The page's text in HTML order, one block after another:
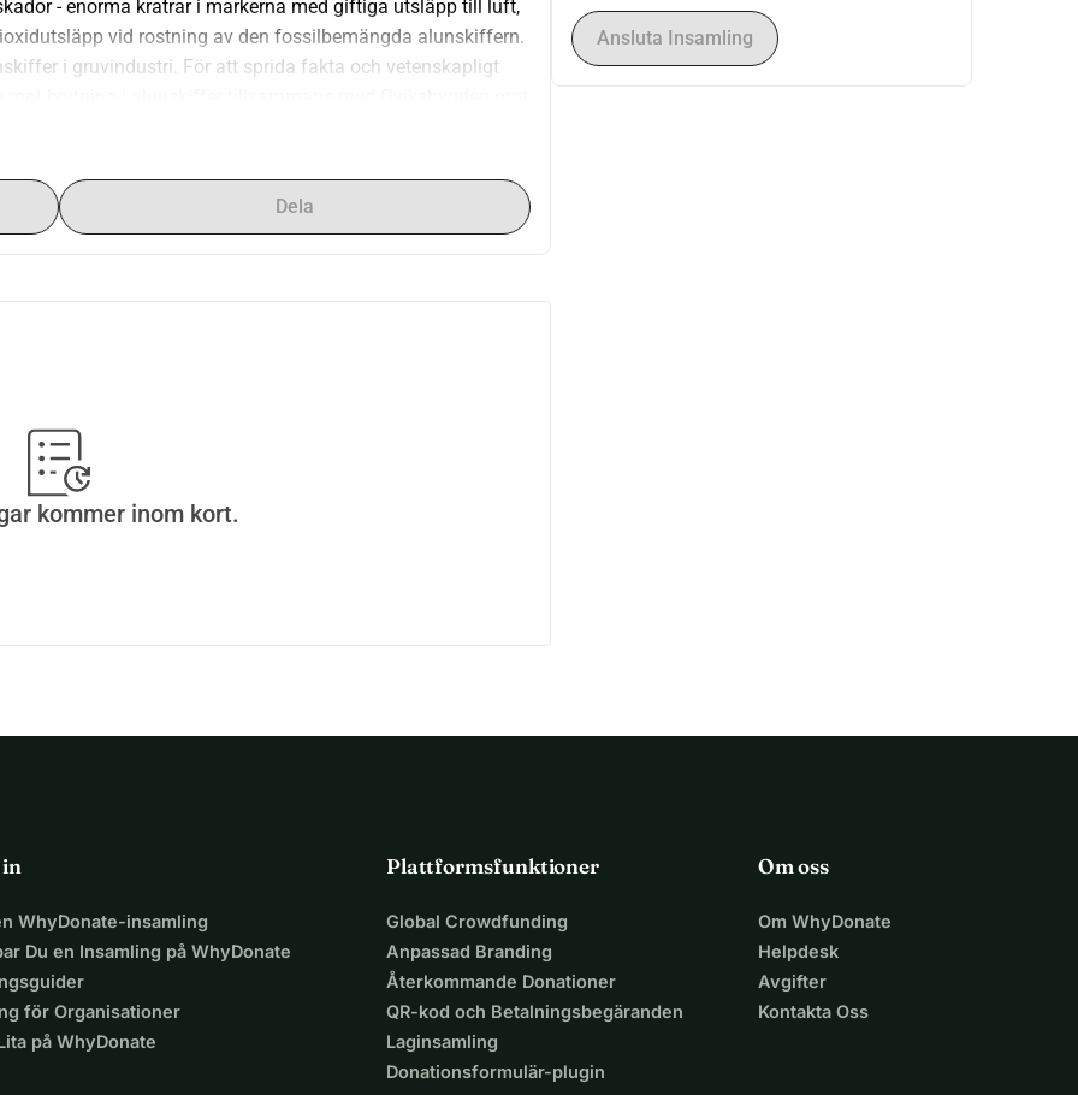
- enorma kratrar i markerna med giftiga utsläpp till luft,
vid rostning av den fossilbemängda alunskiffern.
i gruvindustri. För att sprida fakta och vetenskapligt
via Prästgatan och Stortorget. Scenboknigar
Schubert, sakkunnig, om det politiska läget -Gunilla
av bland annat gruvprocesser, om juridiken kring
Dela
kommer inom kort.
Ansluta Insamling
in
WhyDonate-insamling
Du en Insamling på WhyDonate
för Organisationer
på WhyDonate
Plattformsfunktioner
Global Crowdfunding
Anpassad Branding
Återkommande Donationer
QR-kod och Betalningsbegäranden
Laginsamling
Donationsformulär-plugin
Om oss
Om WhyDonate
Helpdesk
Avgifter
Kontakta Oss